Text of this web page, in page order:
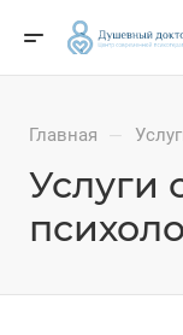
Главная —
Услуги